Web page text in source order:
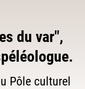
du var",
Pôle culturel